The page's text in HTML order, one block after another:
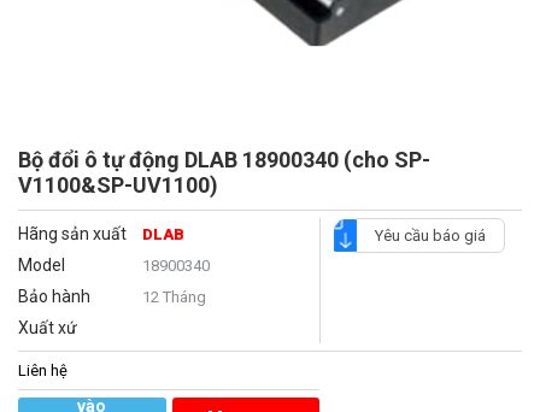
Bộ đổi ô tự động DLAB 18900340 (cho SP-
V1100&SP-UV1100)
Hãng sản xuất DLAB
Model 18900340
Bảo hành 12 Tháng
Xuất xứ
Yêu cầu báo giá
Liên hệ
vào